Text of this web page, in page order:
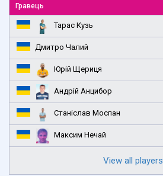
Гравець
Тарас Кузь
Дмитро Чалий
Юрій Щериця
Андрій Анцибор
Станіслав Моспан
Максим Нечай
View all players